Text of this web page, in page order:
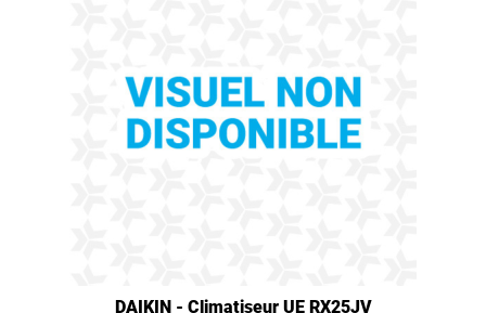
DAIKIN - Climatiseur UE RX25JV